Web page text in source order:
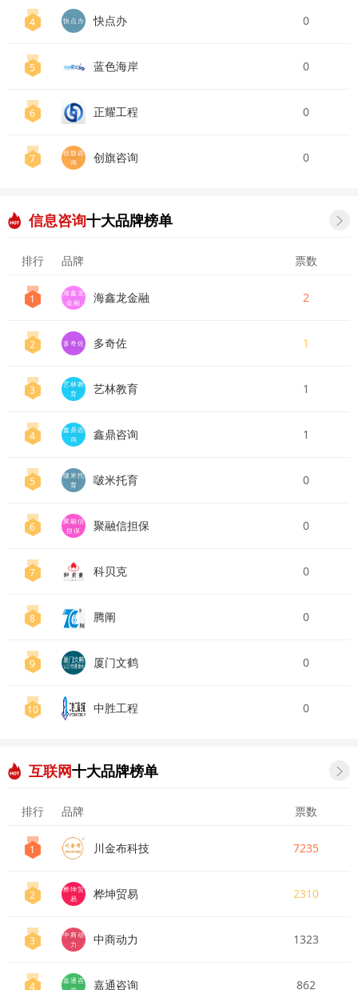
4 快点办 快点办 0
5 蓝色海岸 0
6 正耀工程 0
7
创旗咨
询
创旗咨询 0
信息咨询十大品牌榜单 
排行 品牌 票数
1
海鑫龙
金融
海鑫龙金融 2
2 多奇佐 多奇佐 1
3
艺林教
育
艺林教育 1
4
鑫鼎咨
询
鑫鼎咨询 1
5
啵米托
育
啵米托育 0
6
聚融信
担保
聚融信担保 0
7 科贝克 0
8 腾阐 0
9 厦门文鹤 0
10 中胜工程 0
互联网十大品牌榜单 
排行 品牌 票数
1 川金布科技 7235
2
桦坤贸
易
桦坤贸易 2310
3
中商动
力
中商动力 1323
4
嘉通咨
嘉通咨询 862